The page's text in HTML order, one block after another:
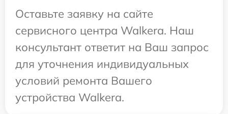
Оставьте заявку на сайте
сервисного центра Walkera. Наш
консультант ответит на Ваш запрос
для уточнения индивидуальных
условий ремонта Вашего
устройства Walkera.